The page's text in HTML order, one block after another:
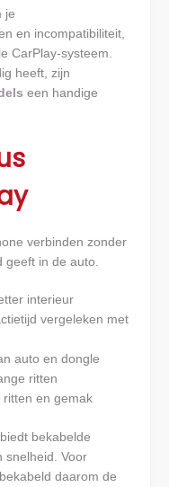
je
en incompatibiliteit,
CarPlay-systeem.
heeft, zijn
een handige
verbinden zonder
in de auto.
interieur
vergeleken met
auto en dongle
ritten
en gemak
bekabelde
snelheid. Voor
daarom de